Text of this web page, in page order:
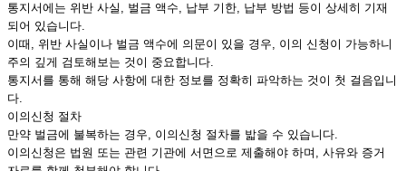
통지서에는 위반 사실, 벌금 액수, 납부 기한, 납부 방법 등이 상세히 기재
되어 있습니다.
이때, 위반 사실이나 벌금 액수에 의문이 있을 경우, 이의 신청이 가능하니
주의 깊게 검토해보는 것이 중요합니다.
통지서를 통해 해당 사항에 대한 정보를 정확히 파악하는 것이 첫 걸음입니
다.
이의신청 절차
만약 벌금에 불복하는 경우, 이의신청 절차를 밟을 수 있습니다.
이의신청은 법원 또는 관련 기관에 서면으로 제출해야 하며, 사유와 증거